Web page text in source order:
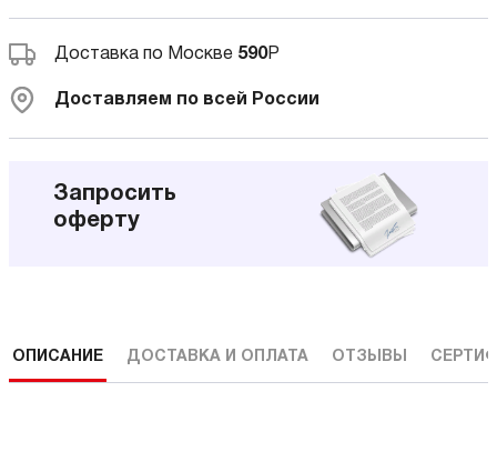
Доставка по Москве 590Р
Доставляем по всей России
Запросить
оферту
ОПИСАНИЕ ДОСТАВКА И ОПЛАТА ОТЗЫВЫ